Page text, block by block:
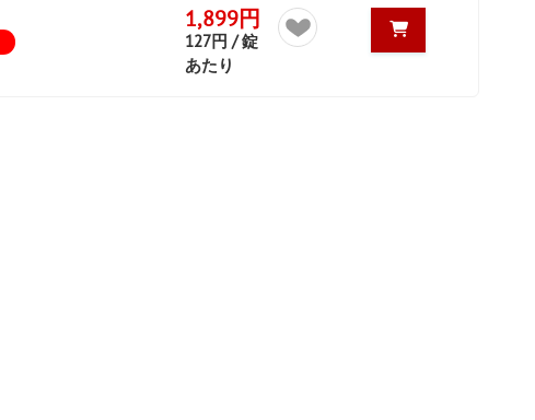
1,899円
127円 / 錠
あたり